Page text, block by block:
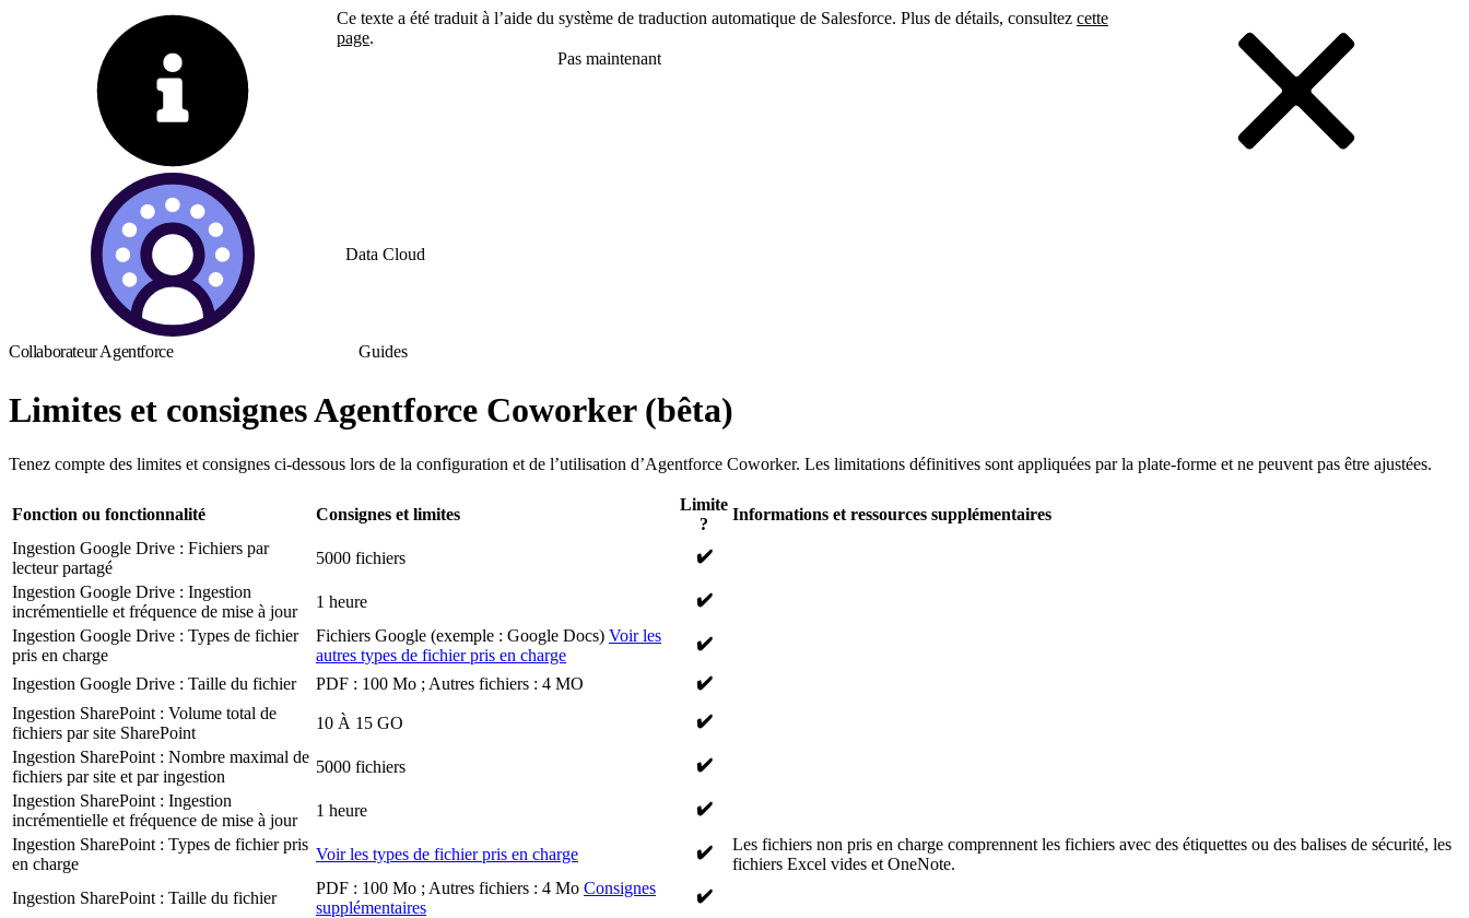
Ce texte a été traduit à l’aide du système de traduction automatique de Salesforce. Plus de détails, consultez cette
page.
Pas maintenant
Data Cloud
Collaborateur Agentforce Guides
Limites et consignes Agentforce Coworker (bêta)
Tenez compte des limites et consignes ci-dessous lors de la configuration et de l’utilisation d’Agentforce Coworker. Les limitations définitives sont appliquées par la plate-forme et ne peuvent pas être ajustées.
Fonction ou fonctionnalité Consignes et limites
Limite
?
Informations et ressources supplémentaires
Ingestion Google Drive : Fichiers par
lecteur partagé
5000 fichiers
✔️
Ingestion Google Drive : Ingestion
incrémentielle et fréquence de mise à jour
1 heure
✔️
Ingestion Google Drive : Types de fichier
pris en charge
Fichiers Google (exemple : Google Docs) Voir les
autres types de fichier pris en charge
✔️
Ingestion Google Drive : Taille du fichier PDF : 100 Mo ; Autres fichiers : 4 MO
✔️
Ingestion SharePoint : Volume total de
fichiers par site SharePoint
10 À 15 GO
✔️
Ingestion SharePoint : Nombre maximal de
fichiers par site et par ingestion
5000 fichiers
✔️
Ingestion SharePoint : Ingestion
incrémentielle et fréquence de mise à jour
1 heure
✔️
Ingestion SharePoint : Types de fichier pris
en charge
Voir les types de fichier pris en charge ✔️
Les fichiers non pris en charge comprennent les fichiers avec des étiquettes ou des balises de sécurité, les
fichiers Excel vides et OneNote.
Ingestion SharePoint : Taille du fichier
PDF : 100 Mo ; Autres fichiers : 4 Mo Consignes
supplémentaires
✔️